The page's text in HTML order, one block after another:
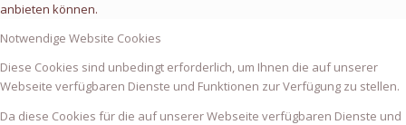
anbieten können.
Notwendige Website Cookies
Diese Cookies sind unbedingt erforderlich, um Ihnen die auf unserer
Webseite verfügbaren Dienste und Funktionen zur Verfügung zu stellen.
Da diese Cookies für die auf unserer Webseite verfügbaren Dienste und